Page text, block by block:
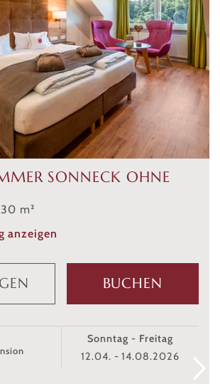
SONNECK OHNE
30 m²
anzeigen
BUCHEN
Sonntag - Freitag
12.04. - 14.08.2026